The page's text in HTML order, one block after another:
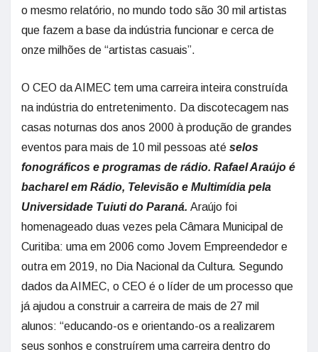
o mesmo relatório, no mundo todo são 30 mil artistas
que fazem a base da indústria funcionar e cerca de
onze milhões de “artistas casuais”.
O CEO da AIMEC tem uma carreira inteira construída
na indústria do entretenimento. Da discotecagem nas
casas noturnas dos anos 2000 à produção de grandes
eventos para mais de 10 mil pessoas até selos
fonográficos e programas de rádio. Rafael Araújo é
bacharel em Rádio, Televisão e Multimídia pela
Universidade Tuiuti do Paraná. Araújo foi
homenageado duas vezes pela Câmara Municipal de
Curitiba: uma em 2006 como Jovem Empreendedor e
outra em 2019, no Dia Nacional da Cultura. Segundo
dados da AIMEC, o CEO é o líder de um processo que
já ajudou a construir a carreira de mais de 27 mil
alunos: “educando-os e orientando-os a realizarem
seus sonhos e construírem uma carreira dentro do